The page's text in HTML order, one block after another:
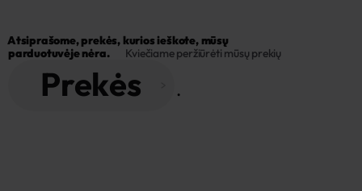
Atsiprašome, prekės, kurios ieškote, mūsų
parduotuvėje nėra.
Kviečiame peržiūrėti mūsų prekių
Prekės .